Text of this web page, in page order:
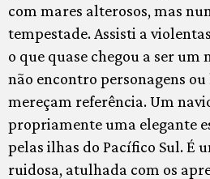
com mares alterosos, mas
tempestade. Assisti a
o que quase chegou a ser um
não encontro personagens
mereçam referência. Um
propriamente uma elegante
pelas ilhas do Pacífico Sul. É
ruidosa, atulhada com os